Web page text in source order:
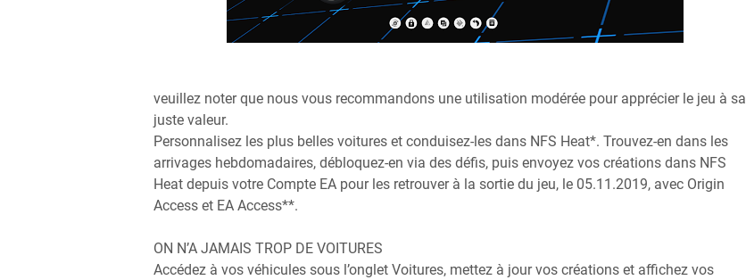
veuillez noter que nous vous recommandons une utilisation modérée pour apprécier le jeu à sa
juste valeur.
Personnalisez les plus belles voitures et conduisez-les dans NFS Heat*. Trouvez-en dans les
arrivages hebdomadaires, débloquez-en via des défis, puis envoyez vos créations dans NFS
Heat depuis votre Compte EA pour les retrouver à la sortie du jeu, le 05.11.2019, avec Origin
Access et EA Access**.
ON N’A JAMAIS TROP DE VOITURES
Accédez à vos véhicules sous l’onglet Voitures, mettez à jour vos créations et affichez vos